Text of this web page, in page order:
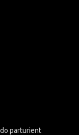
parturient